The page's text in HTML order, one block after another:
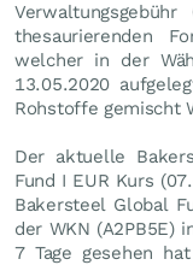
thesaurierenden
welcher in der
13.05.2020
Rohstoffe gemischt
Der aktuelle
Fund I EUR Kurs (
Bakersteel Global
der WKN (A2PB5E)
7 Tage gesehen